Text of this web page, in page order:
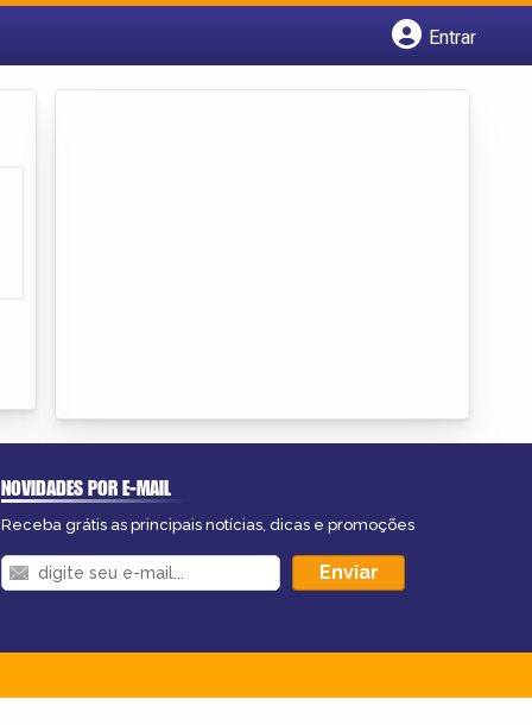
Entrar
NOVIDADES POR E-MAIL
Receba grátis as principais notícias, dicas e promoções